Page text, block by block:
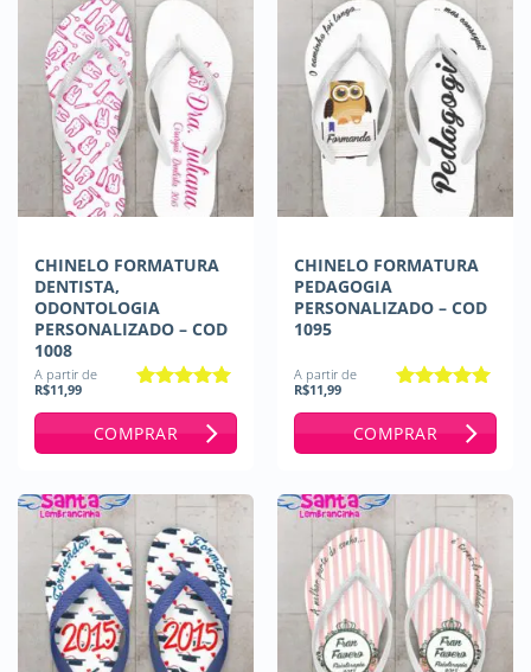
CHINELO FORMATURA
DENTISTA,
ODONTOLOGIA
PERSONALIZADO – COD
1008
A partir de
R$11,99
COMPRAR
CHINELO FORMATURA
PEDAGOGIA
PERSONALIZADO – COD
1095
A partir de
R$11,99
COMPRAR